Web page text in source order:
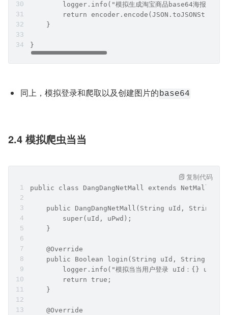
        logger.info("模拟生成淘宝商品base64海报");
return
    }
}
同上，模拟登录和爬取以及创建图片的base64
2.4 模拟爬虫当当
public class DangDangNetMall extends NetMall {
public DangDangNetMall(String uId, String
        super(uId, uPwd);
    }
    @Override
public Boolean login(String uId, String
logger.info("模拟当当用户登录 uId：{} uPwd
        return true;
    }
    @Override
复制代码